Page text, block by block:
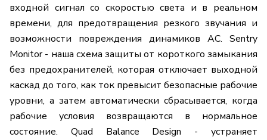
входной сигнал со скоростью света и в реальном
времени, для предотвращения резкого звучания и
возможности повреждения динамиков АС. Sentry
Monitor - наша схема защиты от короткого замыкания
без предохранителей, которая отключает выходной
каскад до того, как ток превысит безопасные рабочие
уровни, а затем автоматически сбрасывается, когда
рабочие условия возвращаются в нормальное
состояние. Quad Balance Design - устраняет